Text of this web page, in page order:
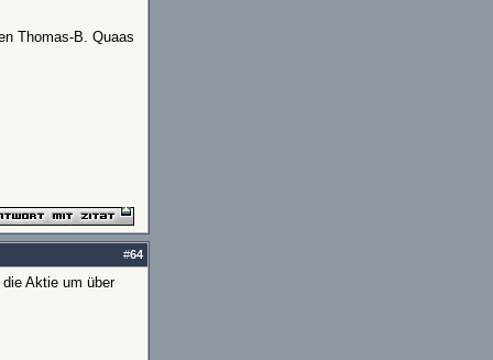
Thomas-B. Quaas
#64
Aktie um über